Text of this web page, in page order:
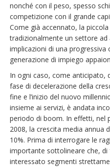
nonché con il peso, spesso
competizione con il grande
Come già accennato, la
tradizionalmente un settore ad
implicazioni di una progressiva
generazione di impiego
In ogni caso, come anticipato,
fase di decelerazione della
fine e l’inizio del nuovo
insieme ai servizi, è andata
periodo di boom. In effetti, nel
2008, la crescita media annua
10%. Prima di interrogare le
importante sottolineare che,
interessato segmenti